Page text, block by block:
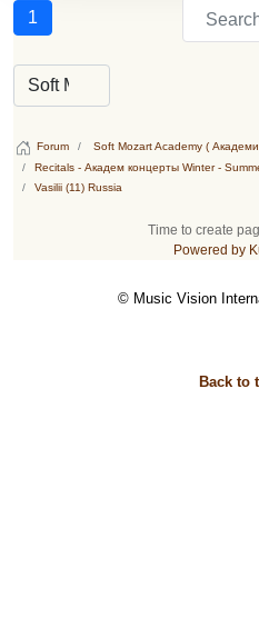
1
Forum
Soft Mozart Academy (
Recitals - Академ концерты Winter -
Vasilii (11) Russia
Time to create
Powered by
© Music Vision
Back to